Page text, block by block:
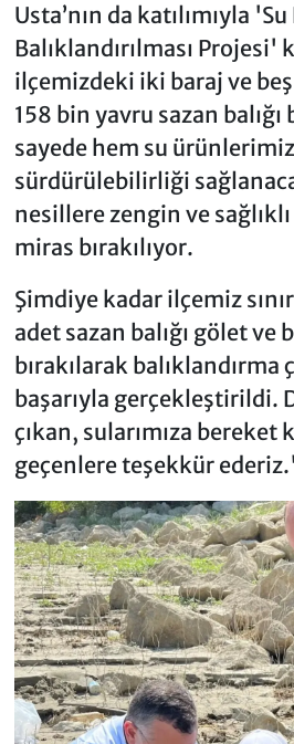
Usta’nın da katılımıyla
Balıklandırılması Projesi'
ilçemizdeki iki baraj ve
158 bin yavru sazan balığı
sayede hem su
sürdürülebilirliği
nesillere zengin ve
miras bırakılıyor.
Şimdiye kadar ilçemiz
adet sazan balığı gölet
bırakılarak balıklandırma
başarıyla gerçekleştirildi.
çıkan, sularımıza
geçenlere teşekkür